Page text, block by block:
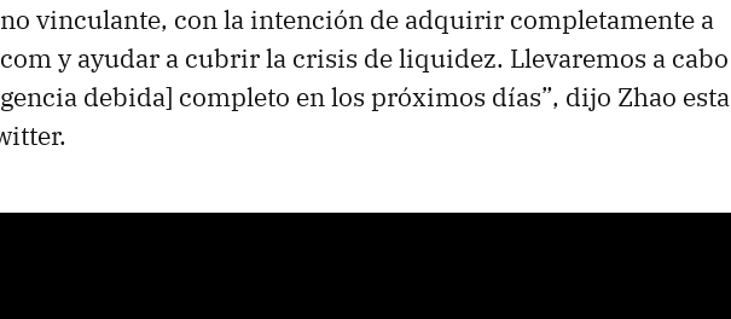
vinculante, con la intención de adquirir completamente a
y ayudar a cubrir la crisis de liquidez. Llevaremos a cabo
debida] completo en los próximos días”, dijo Zhao esta